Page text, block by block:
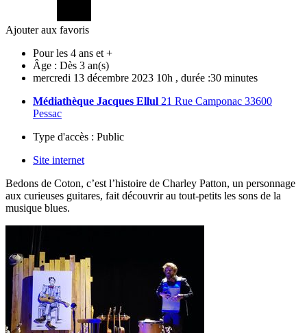
Ajouter aux favoris
Pour les 4 ans et +
Âge : Dès 3 an(s)
mercredi 13 décembre 2023 10h , durée :30 minutes
Médiathèque Jacques Ellul 21 Rue Camponac 33600
Pessac
Type d'accès : Public
Site internet
Bedons de Coton, c’est l’histoire de Charley Patton, un personnage
aux curieuses guitares, fait découvrir au tout-petits les sons de la
musique blues.